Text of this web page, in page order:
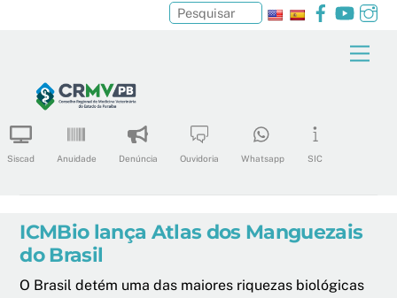
content
Facebook
Siscad Anuidade Denúncia Ouvidoria Whatsapp SIC
Pesquisar
ICMBio lança Atlas dos Manguezais
do Brasil
O Brasil detém uma das maiores riquezas biológicas